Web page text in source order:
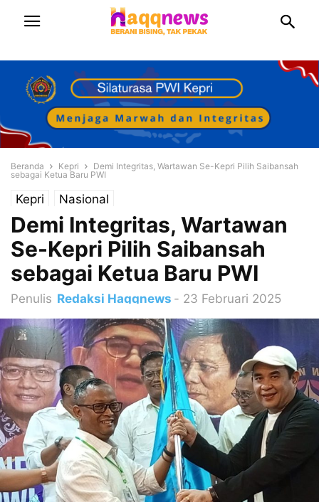
Beranda Kepri
Demi Integritas, Wartawan Se-Kepri Pilih Saibansah
sebagai Ketua Baru PWI
Kepri Nasional
Demi Integritas, Wartawan
Se-Kepri Pilih Saibansah
sebagai Ketua Baru PWI
Penulis Redaksi Haqqnews - 23 Februari 2025